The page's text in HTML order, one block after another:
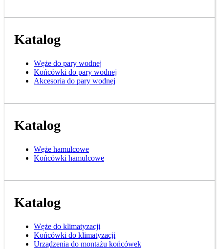
Katalog
Węże do pary wodnej
Końcówki do pary wodnej
Akcesoria do pary wodnej
Katalog
Węże hamulcowe
Końcówki hamulcowe
Katalog
Węże do klimatyzacji
Końcówki do klimatyzacji
Urządzenia do montażu końcówek